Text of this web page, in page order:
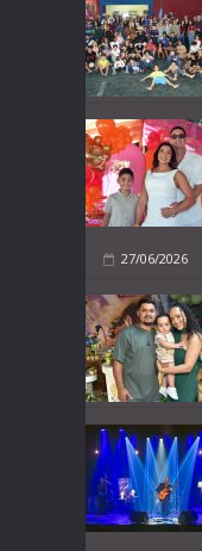
27/06/2026